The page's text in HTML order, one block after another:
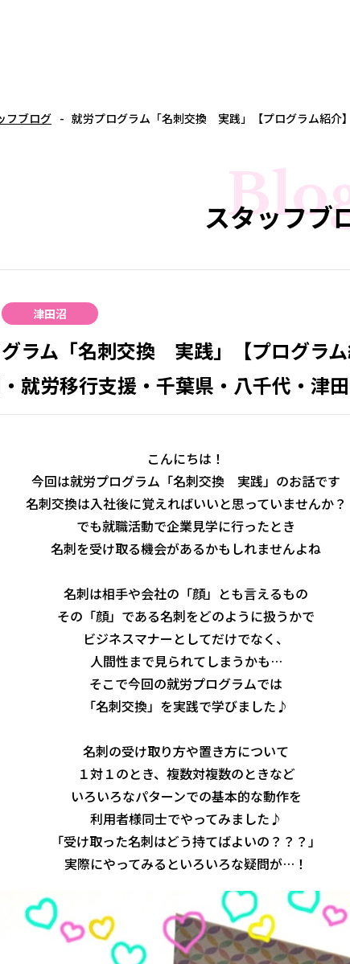
フブログ 就労プログラム「名刺交換 実践」【プログラム紹介
スタッフブ
津田沼
ラム「名刺交換 実践」【プログラ
就労移行支援・千葉県・八千代・津
こんにちは！
今回は就労プログラム「名刺交換 実践」のお話です
名刺交換は入社後に覚えればいいと思っていませんか？
でも就職活動で企業見学に行ったとき
名刺を受け取る機会があるかもしれませんよね
名刺は相手や会社の「顔」とも言えるもの
その「顔」である名刺をどのように扱うかで
ビジネスマナーとしてだけでなく、
人間性まで見られてしまうかも…
そこで今回の就労プログラムでは
「名刺交換」を実践で学びました♪
名刺の受け取り方や置き方について
１対１のとき、複数対複数のときなど
いろいろなパターンでの基本的な動作を
利用者様同士でやってみました♪
「受け取った名刺はどう持てばよいの？？？」
実際にやってみるといろいろな疑問が…！